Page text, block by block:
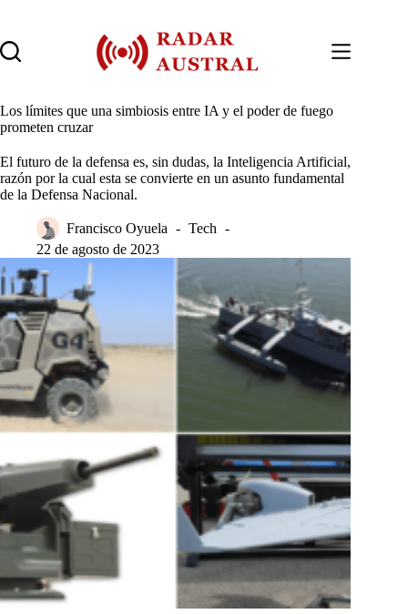
contenido
Los límites que una simbiosis entre IA y el poder de fuego
prometen cruzar
El futuro de la defensa es, sin dudas, la Inteligencia Artificial,
razón por la cual esta se convierte en un asunto fundamental
de la Defensa Nacional.
Francisco Oyuela
Tech
22 de agosto de 2023